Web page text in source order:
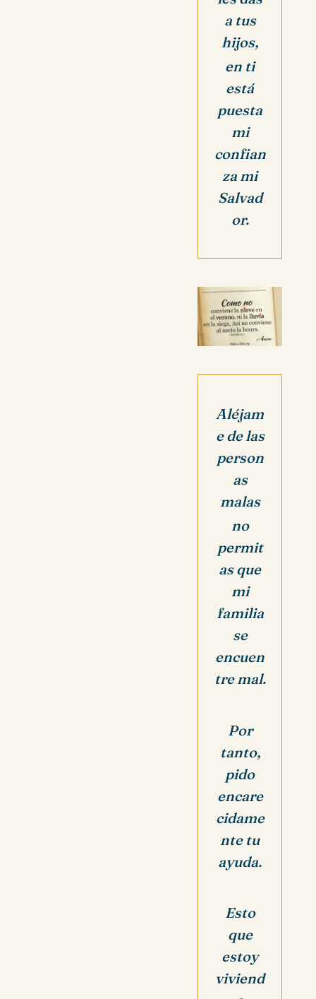
a tus
hijos,
en ti
está
puesta
mi
confian
za mi
Salvad
or.
Aléjam
e de las
person
as
malas
no
permit
as que
mi
familia
se
encuen
tre mal.
Por
tanto,
pido
encare
cidame
nte tu
ayuda.
Esto
que
estoy
viviend